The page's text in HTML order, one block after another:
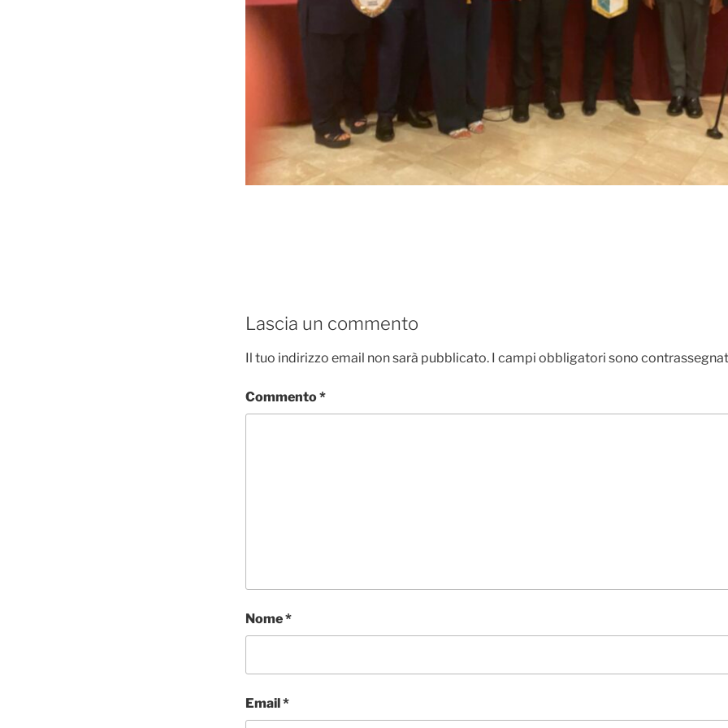
Lascia un commento
Il tuo indirizzo email non sarà pubblicato. I campi obbligatori sono
Commento*
Nome*
Email*